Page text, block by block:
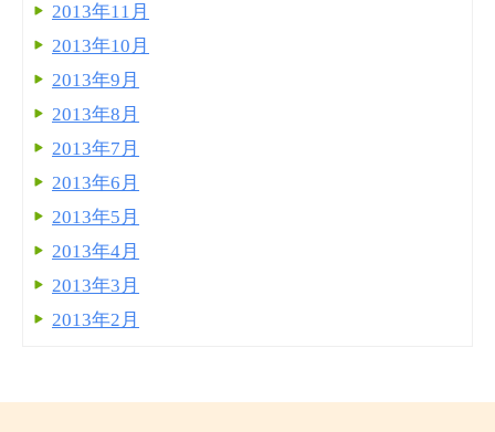
2013年11月
2013年10月
2013年9月
2013年8月
2013年7月
2013年6月
2013年5月
2013年4月
2013年3月
2013年2月